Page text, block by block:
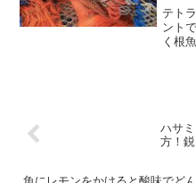
テト
ント
く根
し「
「ベ
ハサ
方！